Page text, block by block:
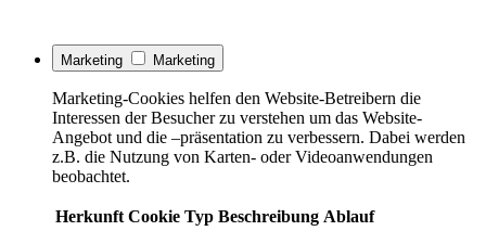
Marketing Marketing
Marketing-Cookies helfen den Website-Betreibern die
Interessen der Besucher zu verstehen um das Website-
Angebot und die –präsentation zu verbessern. Dabei werden
z.B. die Nutzung von Karten- oder Videoanwendungen
beobachtet.
Herkunft Cookie Typ Beschreibung Ablauf